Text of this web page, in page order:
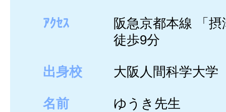
ｱｸｾｽ
阪急京都本線 「
徒歩9分
出身校 大阪人間科学大学
名前 ゆうき先生